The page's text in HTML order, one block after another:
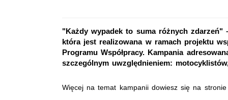
"Każdy wypadek to suma różnych zdarzeń"
która jest realizowana w ramach projektu
Programu Współpracy. Kampania
szczególnym uwzględnieniem:
Więcej na temat kampanii dowiesz się na stronie